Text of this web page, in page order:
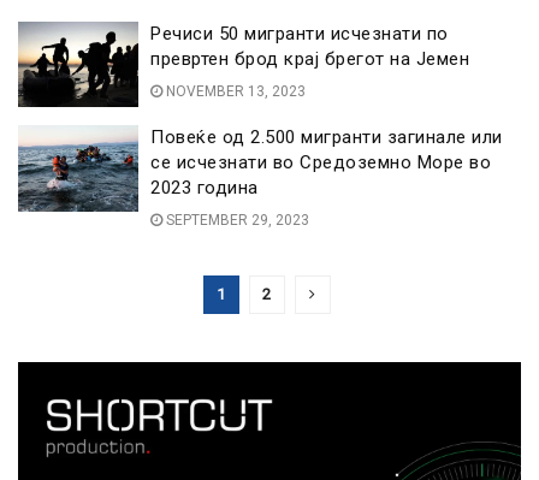
Речиси 50 мигранти исчезнати по
превртен брод крај брегот на Јемен
NOVEMBER 13, 2023
Повеќе од 2.500 мигранти загинале или
се исчезнати во Средоземно Море во
2023 година
SEPTEMBER 29, 2023
1 2